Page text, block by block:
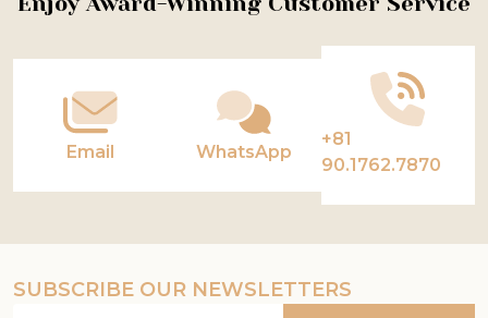
Email WhatsApp
+81
90.1762.7870
SUBSCRIBE OUR NEWSLETTERS